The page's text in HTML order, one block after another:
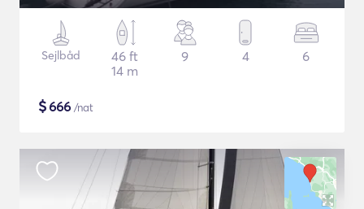
Sejlbåd
46 ft
14 m
9 4 6
$666 /nat